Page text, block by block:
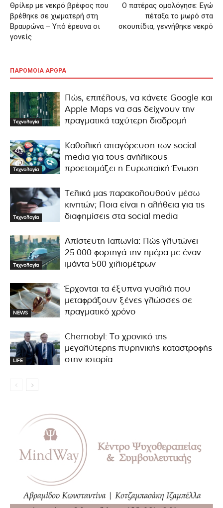
Θρίλερ με νεκρό βρέφος που
βρέθηκε σε χωματερή στη
Βραυρώνα – Υπό έρευνα οι
γονείς
Ο πατέρας ομολόγησε: Εγώ
πέταξα το μωρό στα
σκουπίδια, γεννήθηκε νεκρό
ΠΑΡΟΜΟΙΑ ΑΡΘΡΑ
Τεχνολογία
Πώς, επιτέλους, να κάνετε Google και
Apple Maps να σας δείχνουν την
πραγματικά ταχύτερη διαδρομή
Τεχνολογία
Καθολική απαγόρευση των social
media για τους ανήλικους
προετοιμάζει η Ευρωπαϊκή Ένωση
Τεχνολογία
Τελικά μας παρακολουθούν μέσω
κινητών; Ποια είναι η αλήθεια για τις
διαφημίσεις στα social media
Τεχνολογία
Απίστευτη Ιαπωνία: Πώς γλυτώνει
25.000 φορτηγά την ημέρα με έναν
ιμάντα 500 χιλιομέτρων
NEWS
Έρχονται τα έξυπνα γυαλιά που
μεταφράζουν ξένες γλώσσες σε
πραγματικό χρόνο
LIFE
Chernobyl: Το χρονικό της
μεγαλύτερης πυρηνικής καταστροφής
στην ιστορία